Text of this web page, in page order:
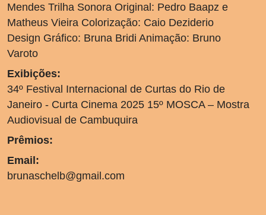
Mendes Trilha Sonora Original: Pedro Baapz e
Matheus Vieira Colorização: Caio Deziderio
Design Gráfico: Bruna Bridi Animação: Bruno
Varoto
Exibições:
34º Festival Internacional de Curtas do Rio de
Janeiro - Curta Cinema 2025 15º MOSCA – Mostra
Audiovisual de Cambuquira
Prêmios:
Email:
brunaschelb@gmail.com